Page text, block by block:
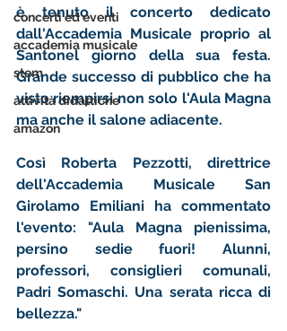
concerti ed eventi
accademia musicale
stem
attività didattiche
amazon
è tenuto il concerto dedicato
dall'Accademia Musicale proprio al
Santonel giorno della sua festa.
Grande successo di pubblico che ha
visto riempirsi non solo l'Aula Magna
ma anche il salone adiacente.
Così Roberta Pezzotti, direttrice
dell'Accademia Musicale San
Girolamo Emiliani ha commentato
l'evento: "Aula Magna pienissima,
persino sedie fuori! Alunni,
professori, consiglieri comunali,
Padri Somaschi. Una serata ricca di
bellezza."